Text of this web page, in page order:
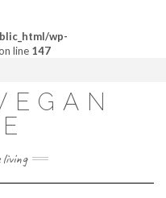
wp-
line 147